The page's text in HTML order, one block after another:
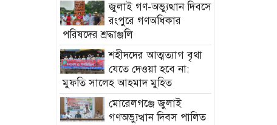
‎জুলাই গণ-অভ্যুত্থান দিবসে
রংপুরে গণঅধিকার
পরিষদের শ্রদ্ধাঞ্জলি ‎
‎শহীদদের আত্মত্যাগ বৃথা
যেতে দেওয়া হবে না:
মুফতি সালেহ আহমাদ মুহিত ‎
মোরেলগঞ্জে জুলাই
গণঅভ্যুত্থান দিবস পালিত